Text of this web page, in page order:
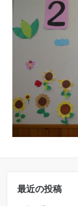
最近の投稿